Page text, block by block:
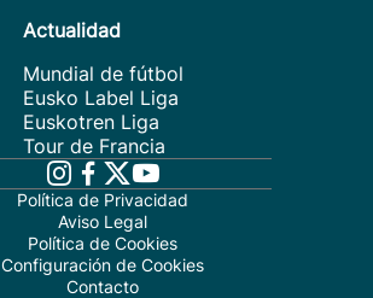
Actualidad
Mundial de fútbol
Eusko Label Liga
Euskotren Liga
Tour de Francia
Política de Privacidad
Aviso Legal
Política de Cookies
Configuración de Cookies
Contacto